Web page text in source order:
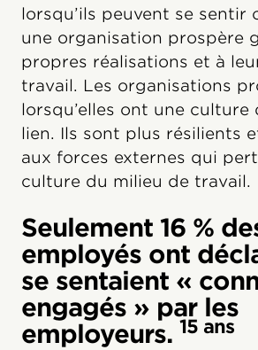
lorsqu’ils peuvent se sentir
une organisation prospère
propres réalisations et à
travail. Les organisations
lorsqu’elles ont une culture
lien. Ils sont plus résilients
aux forces externes qui
culture du milieu de travail.
Seulement 16 %
employés ont
se sentaient «
engagés » par les
employeurs. 15 ans